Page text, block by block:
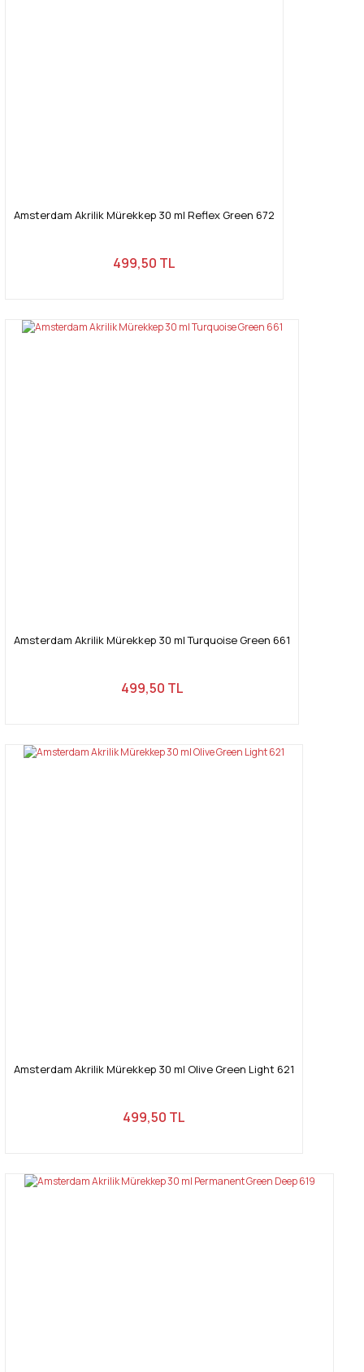
Amsterdam Akrilik Mürekkep 30 ml Reflex Green 672
499,50 TL
Amsterdam Akrilik Mürekkep 30 ml Turquoise Green 661
499,50 TL
Amsterdam Akrilik Mürekkep 30 ml Olive Green Light 621
499,50 TL